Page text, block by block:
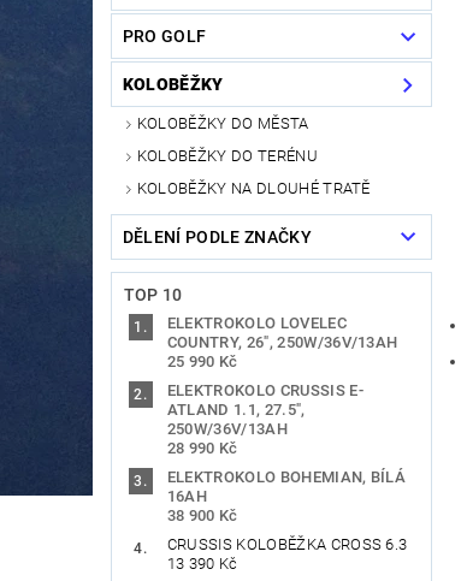
PRO GOLF
KOLOBĚŽKY
KOLOBĚŽKY DO MĚSTA
KOLOBĚŽKY DO TERÉNU
KOLOBĚŽKY NA DLOUHÉ TRATĚ
DĚLENÍ PODLE ZNAČKY
TOP 10
ELEKTROKOLO LOVELEC
COUNTRY, 26", 250W/36V/13AH
25 990 Kč
ELEKTROKOLO CRUSSIS E-
ATLAND 1.1, 27.5",
250W/36V/13AH
28 990 Kč
ELEKTROKOLO BOHEMIAN, BÍLÁ
16AH
38 900 Kč
CRUSSIS KOLOBĚŽKA CROSS 6.3
13 390 Kč